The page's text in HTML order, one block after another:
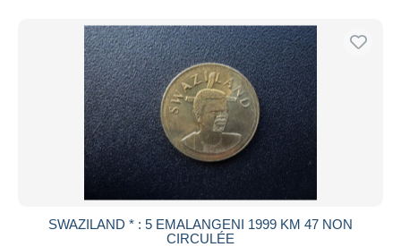
SWAZILAND * : 5 EMALANGENI 1999 KM 47 NON
CIRCULÉE